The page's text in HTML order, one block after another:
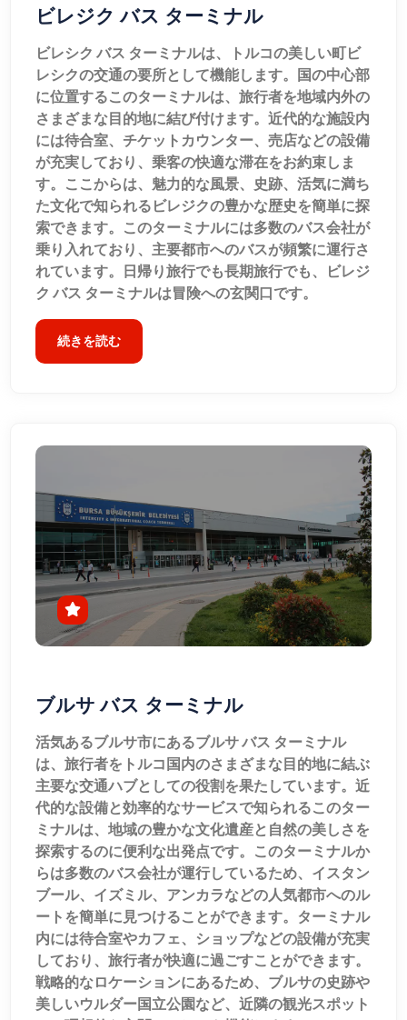
ビレジク バス ターミナル
ビレシク バス ターミナルは、トルコの美しい町ビ
レシクの交通の要所として機能します。国の中心部
に位置するこのターミナルは、旅行者を地域内外の
さまざまな目的地に結び付けます。近代的な施設内
には待合室、チケットカウンター、売店などの設備
が充実しており、乗客の快適な滞在をお約束しま
す。ここからは、魅力的な風景、史跡、活気に満ち
た文化で知られるビレジクの豊かな歴史を簡単に探
索できます。このターミナルには多数のバス会社が
乗り入れており、主要都市へのバスが頻繁に運行さ
れています。日帰り旅行でも長期旅行でも、ビレジ
ク バス ターミナルは冒険への玄関口です。
続きを読む
ブルサ バス ターミナル
活気あるブルサ市にあるブルサ バス ターミナル
は、旅行者をトルコ国内のさまざまな目的地に結ぶ
主要な交通ハブとしての役割を果たしています。近
代的な設備と効率的なサービスで知られるこのター
ミナルは、地域の豊かな文化遺産と自然の美しさを
探索するのに便利な出発点です。このターミナルか
らは多数のバス会社が運行しているため、イスタン
ブール、イズミル、アンカラなどの人気都市へのル
ートを簡単に見つけることができます。ターミナル
内には待合室やカフェ、ショップなどの設備が充実
しており、旅行者が快適に過ごすことができます。
戦略的なロケーションにあるため、ブルサの史跡や
美しいウルダー国立公園など、近隣の観光スポット